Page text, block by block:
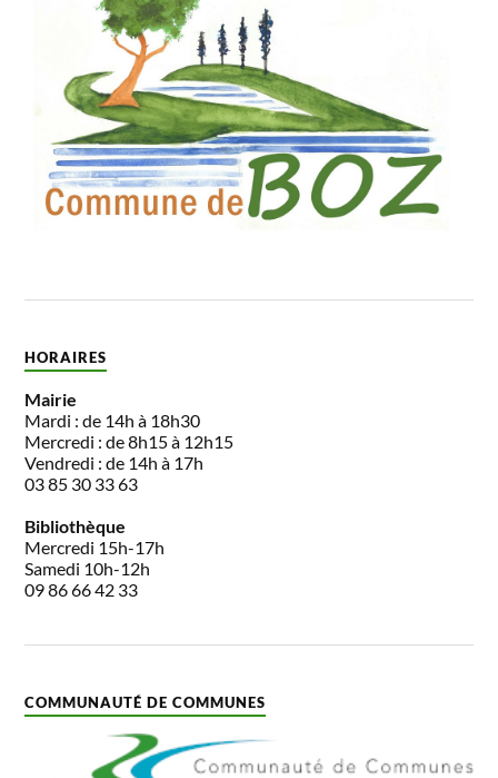
HORAIRES
Mairie
Mardi : de 14h à 18h30
Mercredi : de 8h15 à 12h15
Vendredi : de 14h à 17h
03 85 30 33 63
Bibliothèque
Mercredi 15h-17h
Samedi 10h-12h
09 86 66 42 33
COMMUNAUTÉ DE COMMUNES